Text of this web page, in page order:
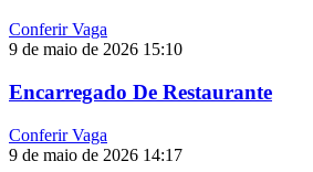
Conferir Vaga
9 de maio de 2026 15:10
Encarregado De Restaurante
Conferir Vaga
9 de maio de 2026 14:17